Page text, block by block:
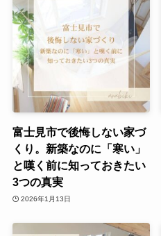
富士見市で後悔しない家づ
くり。新築なのに「寒い」
と嘆く前に知っておきたい
3つの真実
2026年1月13日